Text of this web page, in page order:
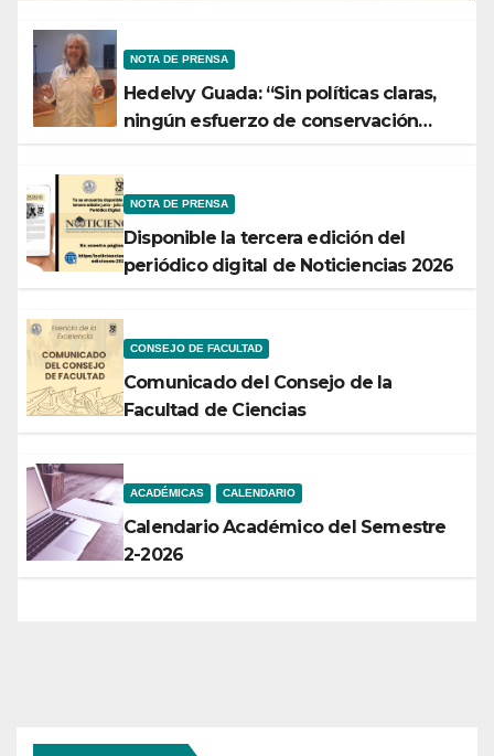
NOTA DE PRENSA
Hedelvy Guada: “Sin políticas claras,
ningún esfuerzo de conservación
NOTA DE PRENSA
Disponible la tercera edición del
periódico digital de Noticiencias 2026
CONSEJO DE FACULTAD
Comunicado del Consejo de la
Facultad de Ciencias
ACADÉMICAS CALENDARIO
Calendario Académico del Semestre
2-2026